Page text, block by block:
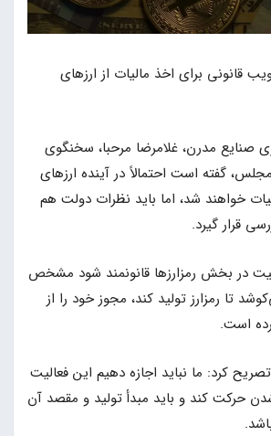
قانونی برای اخذ مالیات از ارزهای
صنایع مدرن، غلامرضا مرحبا، سخنگوی
گفته است احتمالاً در آینده ارزهای
خواهند شد، اما باید نظرات دولت هم
قرار گیرد.
در بخش رمزارزها قانونمند شود مشخص
تا رمزارز تولید کند، مجوز خود را از
است.
کرد: ما نباید اجازه دهیم این فعالیت
حرکت کند و باید مبدأ تولید و مقصد آن